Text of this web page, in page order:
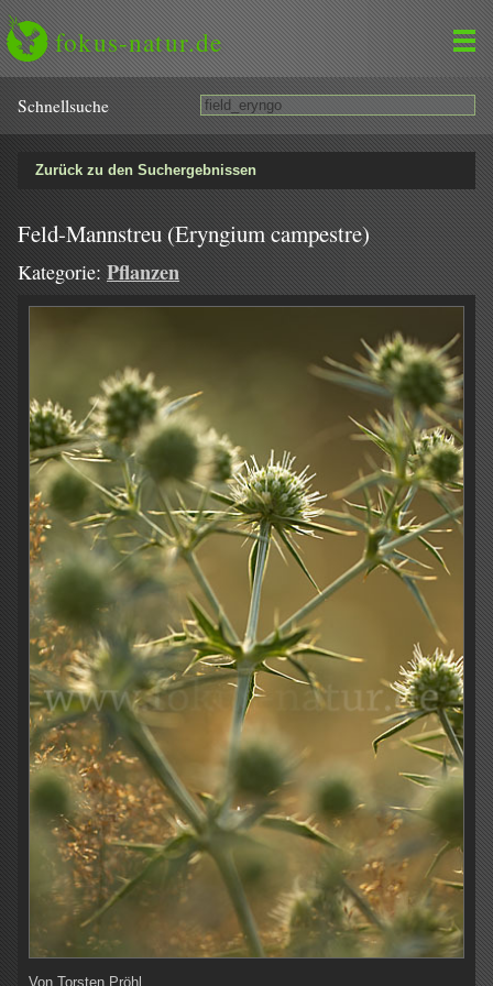
fokus-natur.de
Schnell­suche
Zurück zu den Suchergebnissen
Feld-Mannstreu (Eryngium campestre)
Kategorie: Pflanzen
Von Torsten Pröhl